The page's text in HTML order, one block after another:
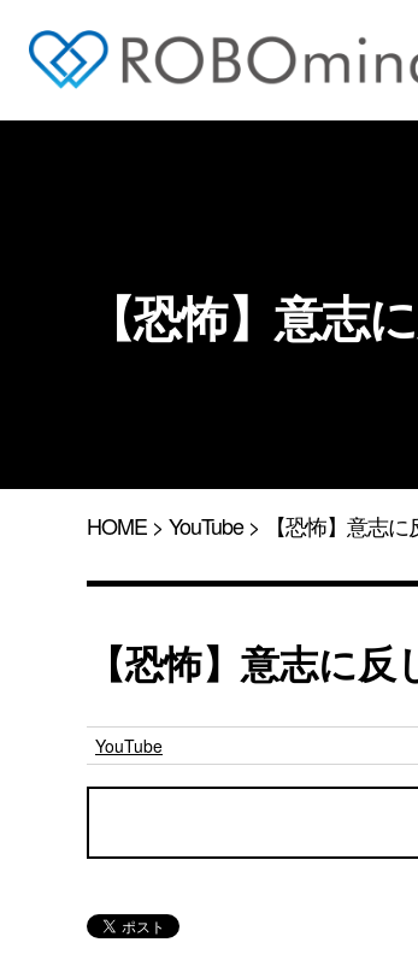
【恐怖】意志
HOME > YouTube> 【恐怖】意志に
【恐怖】意志に
YouTube